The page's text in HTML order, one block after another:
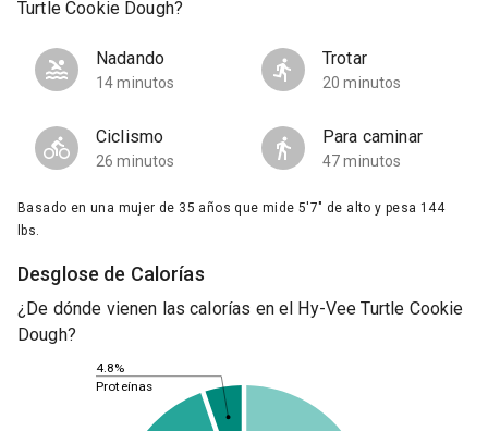
Turtle Cookie Dough?
Nadando
14 minutos
Trotar
20 minutos
Ciclismo
26 minutos
Para caminar
47 minutos
Basado en una mujer de 35 años que mide 5'7" de alto y pesa 144
lbs.
Desglose de Calorías
¿De dónde vienen las calorías en el Hy-Vee Turtle Cookie
Dough?
4.8%
Proteínas